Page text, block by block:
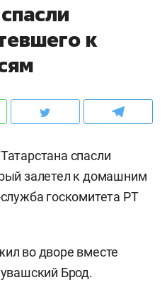
к
спасли
залетел к домашним
госкомитета РТ
во дворе вместе
Брод.